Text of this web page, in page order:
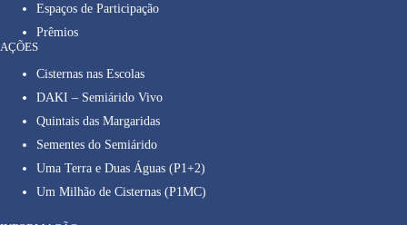
Espaços de Participação
Prêmios
AÇÕES
Cisternas nas Escolas
DAKI – Semiárido Vivo
Quintais das Margaridas
Sementes do Semiárido
Uma Terra e Duas Águas (P1+2)
Um Milhão de Cisternas (P1MC)